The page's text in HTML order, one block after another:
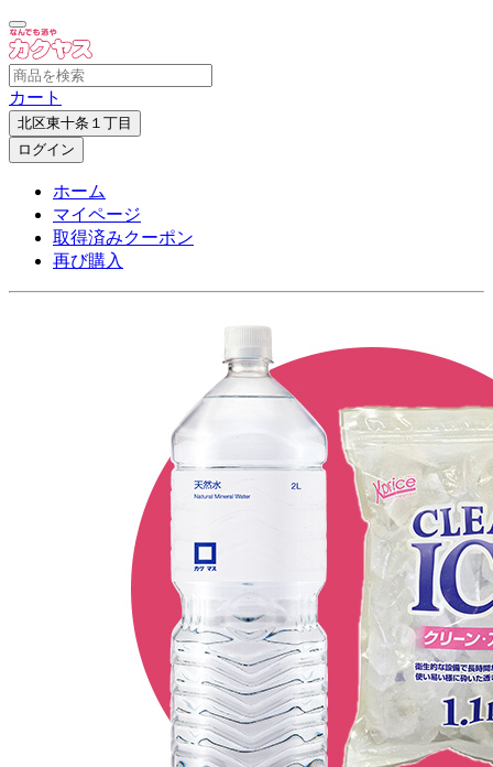
カート
北区東十条１丁目
ログイン
ホーム
マイページ
取得済みクーポン
再び購入